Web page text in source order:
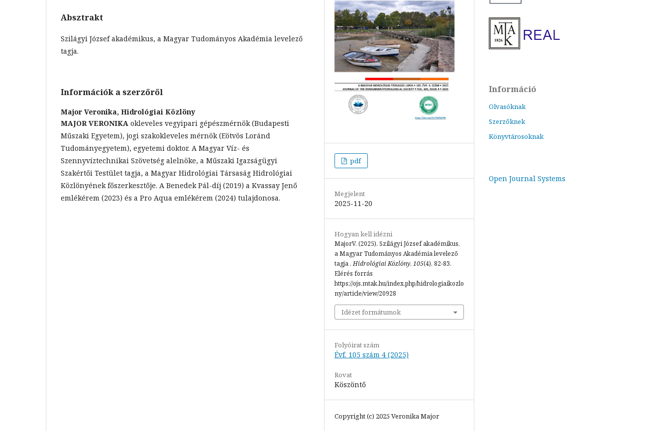
Absztrakt
Szilágyi József akadémikus, a Magyar Tudományos Akadémia levelező
tagja.
Információk a szerzőről
Major Veronika, Hidrológiai Közlöny
MAJOR VERONIKA okleveles vegyipari gépészmérnök (Budapesti
Műszaki Egyetem), jogi szakokleveles mérnök (Eötvös Loránd
Tudományegyetem), egyetemi doktor. A Magyar Víz- és
Szennyvíztechnikai Szövetség alelnöke, a Műszaki Igazságügyi
Szakértői Testület tagja, a Magyar Hidrológiai Társaság Hidrológiai
Közlönyének főszerkesztője. A Benedek Pál-díj (2019) a Kvassay Jenő
emlékérem (2023) és a Pro Aqua emlékérem (2024) tulajdonosa.
pdf
Megjelent
2025-11-20
Hogyan kell idézni
MajorV. (2025). Szilágyi József akadémikus,
a Magyar Tudományos Akadémia levelező
tagja .Hidrológiai Közlöny, 105(4), 82-83.
Elérés forrás
https://ojs.mtak.hu/index.php/hidrologiaikozlo
ny/article/view/20928
Idézet formátumok
Folyóirat szám
Évf. 105 szám 4 (2025)
Rovat
Köszöntő
Copyright (c) 2025 Veronika Major
Információ
Olvasóknak
Szerzőknek
Könyvtárosoknak
Open Journal Systems